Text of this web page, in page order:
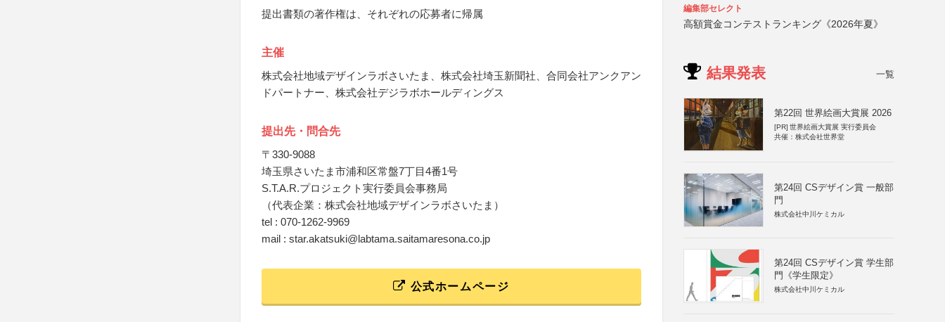
提出書類の著作権は、それぞれの応募者に帰属
主催
株式会社地域デザインラボさいたま、株式会社埼玉新聞社、合同会社アンクアン
ドパートナー、株式会社デジラボホールディングス
提出先・問合先
〒330-9088
埼玉県さいたま市浦和区常盤7丁目4番1号
S.T.A.R.プロジェクト実行委員会事務局
（代表企業：株式会社地域デザインラボさいたま）
tel : 070-1262-9969
mail : star.akatsuki@labtama.saitamaresona.co.jp
公式ホームページ
編集部セレクト
高額賞金コンテストランキング《2026年夏》
結果発表 一覧
第22回 世界絵画大賞展 2026
[PR] 世界絵画大賞展 実行委員会
共催：株式会社世界堂
第24回 CSデザイン賞 一般部
門
株式会社中川ケミカル
第24回 CSデザイン賞 学生部
門《学生限定》
株式会社中川ケミカル